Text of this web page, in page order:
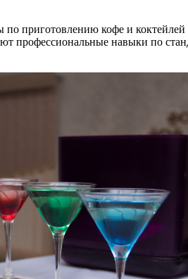
приготовлению кофе и
навыки по